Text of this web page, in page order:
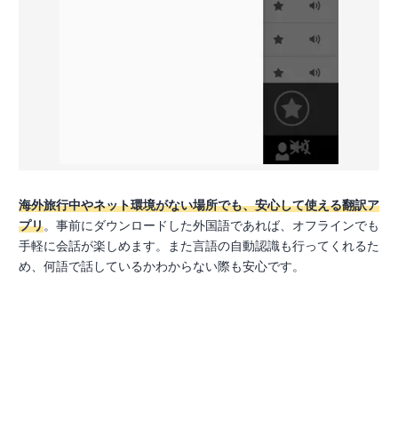
海外旅行中やネット環境がない場所でも、安心して使える翻訳ア
プリ。事前にダウンロードした外国語であれば、オフラインでも
手軽に会話が楽しめます。また言語の自動認識も行ってくれるた
め、何語で話しているかわからない際も安心です。